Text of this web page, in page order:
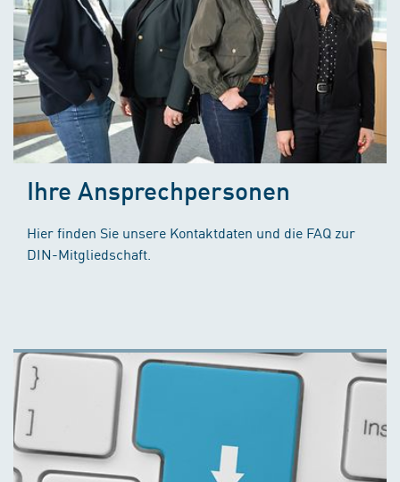
Ihre Ansprechpersonen
Hier finden Sie unsere Kontaktdaten und die FAQ zur
DIN-Mitgliedschaft.